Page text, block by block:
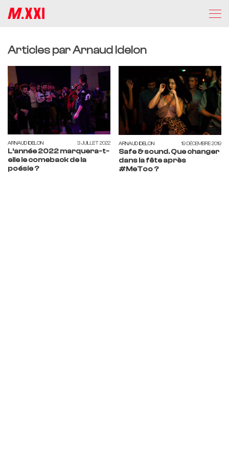
Articles par Arnaud Idelon
ARNAUD IDELON 3 JUILLET 2022
L’année 2022 marquera-t-
elle le comeback de la
poésie ?
ARNAUD IDELON 19 DÉCEMBRE 2019
Safe & sound. Que changer
dans la fête après
#MeToo ?